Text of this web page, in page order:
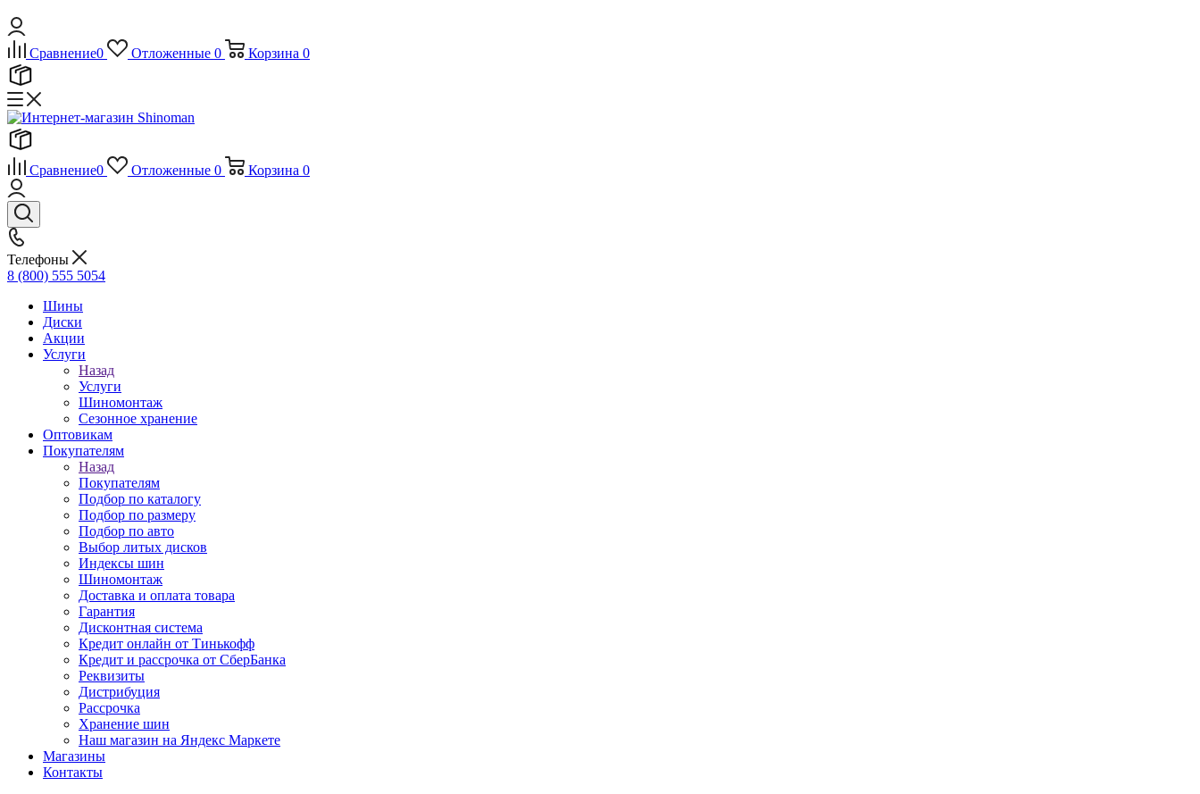
Сравнение0 Отложенные 0 Корзина 0
Сравнение0 Отложенные 0 Корзина 0
Телефоны
8 (800) 555 5054
Шины
Диски
Акции
Услуги
Назад
Услуги
Шиномонтаж
Сезонное хранение
Оптовикам
Покупателям
Назад
Покупателям
Подбор по каталогу
Подбор по размеру
Подбор по авто
Выбор литых дисков
Индексы шин
Шиномонтаж
Доставка и оплата товара
Гарантия
Дисконтная система
Кредит онлайн от Тинькофф
Кредит и рассрочка от СберБанка
Реквизиты
Дистрибуция
Рассрочка
Хранение шин
Наш магазин на Яндекс Маркете
Магазины
Контакты